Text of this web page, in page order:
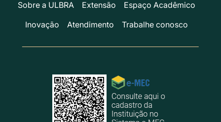
Sobre a ULBRA
Extensão
Espaço Acadêmico
Inovação
Atendimento Trabalhe conosco